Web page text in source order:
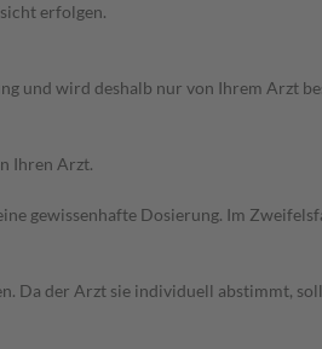
erfolgen.
und wird deshalb nur von Ihrem Arzt
Ihren Arzt.
gewissenhafte Dosierung. Im
Da der Arzt sie individuell abstimmt,